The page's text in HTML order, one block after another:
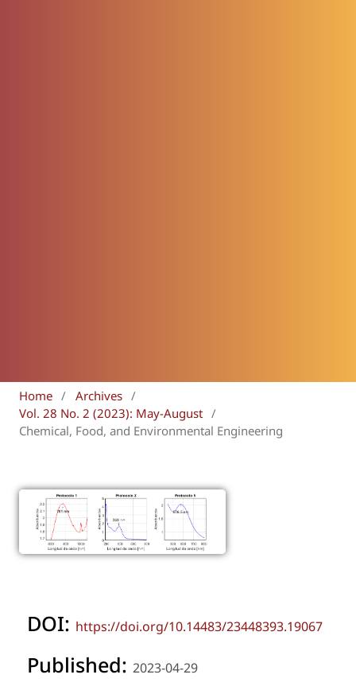
Home / Archives /
Vol. 28 No. 2 (2023): May-August /
Chemical, Food, and Environmental Engineering
DOI: https://doi.org/10.14483/23448393.19067
Published: 2023-04-29